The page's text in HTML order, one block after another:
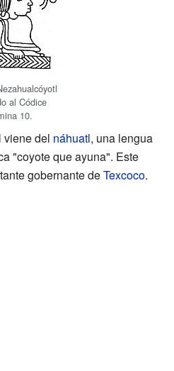
al Códice
10.
viene del náhuatl, una lengua
"coyote que ayuna". Este
gobernante deTexcoco.